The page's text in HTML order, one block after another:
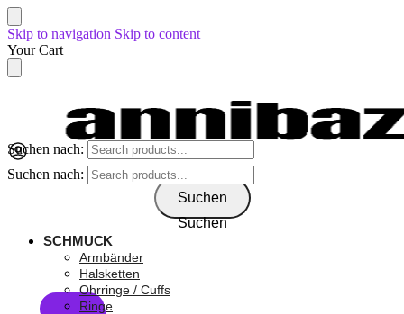
Skip to navigation Skip to content
Your Cart
Suchen nach:
Suchen
Suchen nach:
Suchen
SCHMUCK
Armbänder
Halsketten
Ohrringe / Cuffs
Ringe